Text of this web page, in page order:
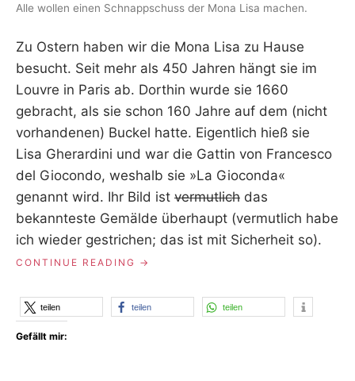
L
E
Alle wollen einen Schnappschuss der Mona Lisa machen.
Zu Ostern haben wir die Mona Lisa zu Hause
besucht. Seit mehr als 450 Jahren hängt sie im
Louvre in Paris ab. Dorthin wurde sie 1660
gebracht, als sie schon 160 Jahre auf dem (nicht
vorhandenen) Buckel hatte. Eigentlich hieß sie
Lisa Gherardini und war die Gattin von Francesco
del Giocondo, weshalb sie »La Gioconda«
genannt wird. Ihr Bild ist vermutlich das
bekannteste Gemälde überhaupt (vermutlich habe
ich wieder gestrichen; das ist mit Sicherheit so).
CONTINUE READING „DIE
LÄCHELT
teilen teilen teilen
Gefällt mir: